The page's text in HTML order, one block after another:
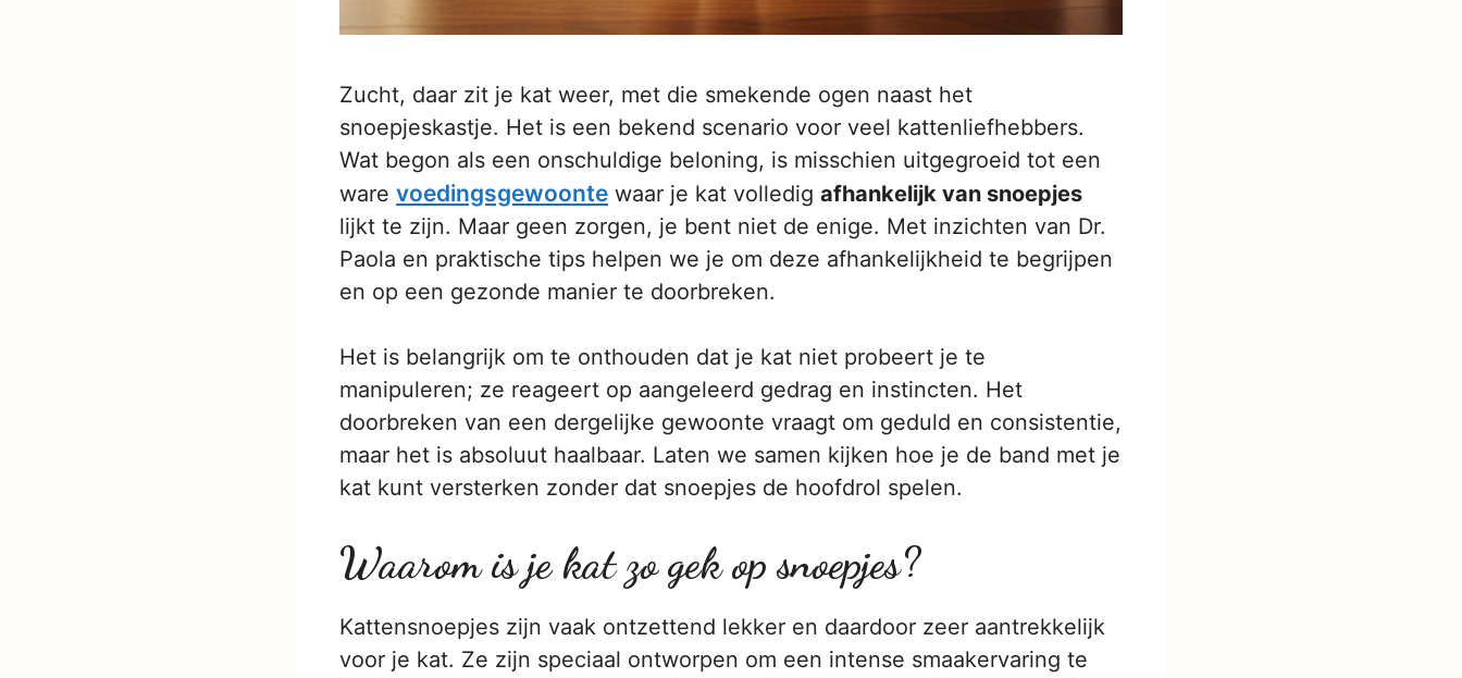
Zucht, daar zit je kat weer, met die smekende ogen naast het
snoepjeskastje. Het is een bekend scenario voor veel kattenliefhebbers.
Wat begon als een onschuldige beloning, is misschien uitgegroeid tot een
ware voedingsgewoonte waar je kat volledig afhankelijk van snoepjes
lijkt te zijn. Maar geen zorgen, je bent niet de enige. Met inzichten van Dr.
Paola en praktische tips helpen we je om deze afhankelijkheid te begrijpen
en op een gezonde manier te doorbreken.
Het is belangrijk om te onthouden dat je kat niet probeert je te
manipuleren; ze reageert op aangeleerd gedrag en instincten. Het
doorbreken van een dergelijke gewoonte vraagt om geduld en consistentie,
maar het is absoluut haalbaar. Laten we samen kijken hoe je de band met je
kat kunt versterken zonder dat snoepjes de hoofdrol spelen.
Waarom is je kat zo gek op snoepjes?
Kattensnoepjes zijn vaak ontzettend lekker en daardoor zeer aantrekkelijk
voor je kat. Ze zijn speciaal ontworpen om een intense smaakervaring te